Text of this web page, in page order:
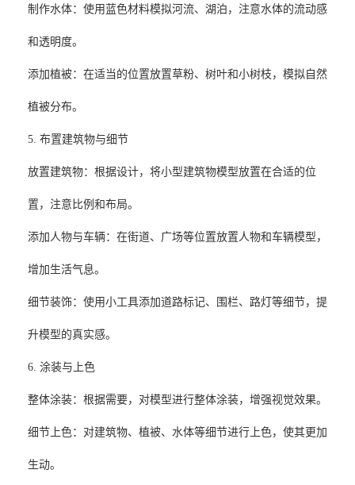
‌制作水体‌：使用蓝色材料模拟河流、湖泊，注意水体的流动感
和透明度。
‌添加植被‌：在适当的位置放置草粉、树叶和小树枝，模拟自然
植被分布。
5. 布置建筑物与细节
‌放置建筑物‌：根据设计，将小型建筑物模型放置在合适的位
置，注意比例和布局。
‌添加人物与车辆‌：在街道、广场等位置放置人物和车辆模型，
增加生活气息。
‌细节装饰‌：使用小工具添加道路标记、围栏、路灯等细节，提
升模型的真实感。
6. 涂装与上色
‌整体涂装‌：根据需要，对模型进行整体涂装，增强视觉效果。
‌细节上色‌：对建筑物、植被、水体等细节进行上色，使其更加
生动。